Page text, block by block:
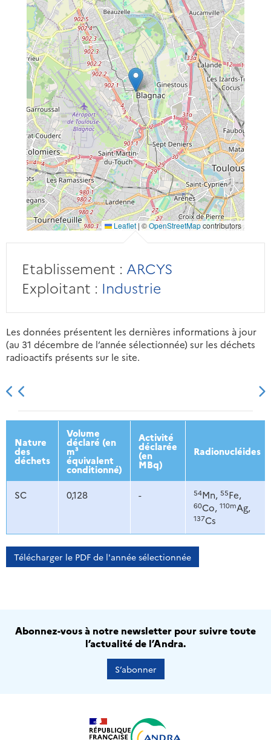
Leaflet | ©OpenStreetMapcontributors
Etablissement : ARCYS
Exploitant : Industrie
Les données présentent les dernières informations à jour
(au 31 décembre de l’année sélectionnée) sur les déchets
radioactifs présents sur le site.
2013 2014 2015 2016
Nature
des
déchets
Volume
déclaré (en
m³
équivalent
conditionné)
Activité
déclarée
(en
MBq)
Radionucléides
SC 0,128 - 54Mn, 55Fe,
60Co, 110mAg,
137Cs
Télécharger le PDF de l'année sélectionnée
Abonnez-vous à notre newsletter pour suivre toute
l’actualité de l’Andra.
S’abonner